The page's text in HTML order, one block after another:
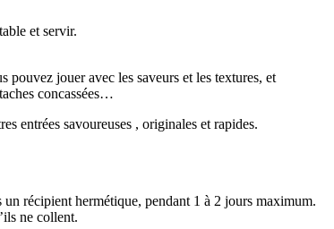
et servir.
pouvez jouer avec les saveurs et les textures, et
concassées…
entrées savoureuses , originales et rapides.
récipient hermétique, pendant 1 à 2 jours maximum.
ne collent.